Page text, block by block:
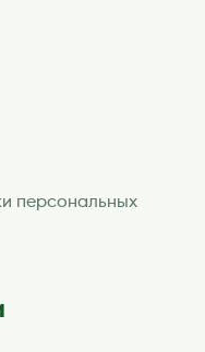
персональных